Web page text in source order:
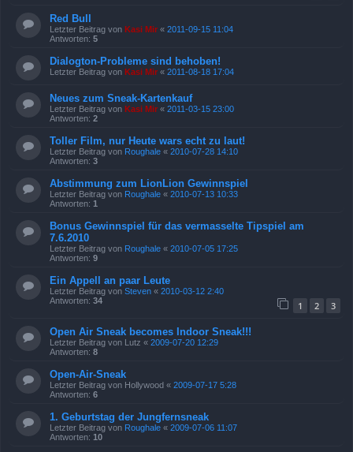
Red Bull
Letzter Beitrag von Kasi Mir « 2011-09-15 11:04
Antworten: 5
Dialogton-Probleme sind behoben!
Letzter Beitrag von Kasi Mir « 2011-08-18 17:04
Neues zum Sneak-Kartenkauf
Letzter Beitrag von Kasi Mir « 2011-03-15 23:00
Antworten: 2
Toller Film, nur Heute wars echt zu laut!
Letzter Beitrag von Roughale « 2010-07-28 14:10
Antworten: 3
Abstimmung zum LionLion Gewinnspiel
Letzter Beitrag von Roughale « 2010-07-13 10:33
Antworten: 1
Bonus Gewinnspiel für das vermasselte Tipspiel am
7.6.2010
Letzter Beitrag von Roughale « 2010-07-05 17:25
Antworten: 9
Ein Appell an paar Leute
Letzter Beitrag von Steven « 2010-03-12 2:40
Antworten: 34 1 2 3
Open Air Sneak becomes Indoor Sneak!!!
Letzter Beitrag von Lutz « 2009-07-20 12:29
Antworten: 8
Open-Air-Sneak
Letzter Beitrag von Hollywood « 2009-07-17 5:28
Antworten: 6
1. Geburtstag der Jungfernsneak
Letzter Beitrag von Roughale « 2009-07-06 11:07
Antworten: 10